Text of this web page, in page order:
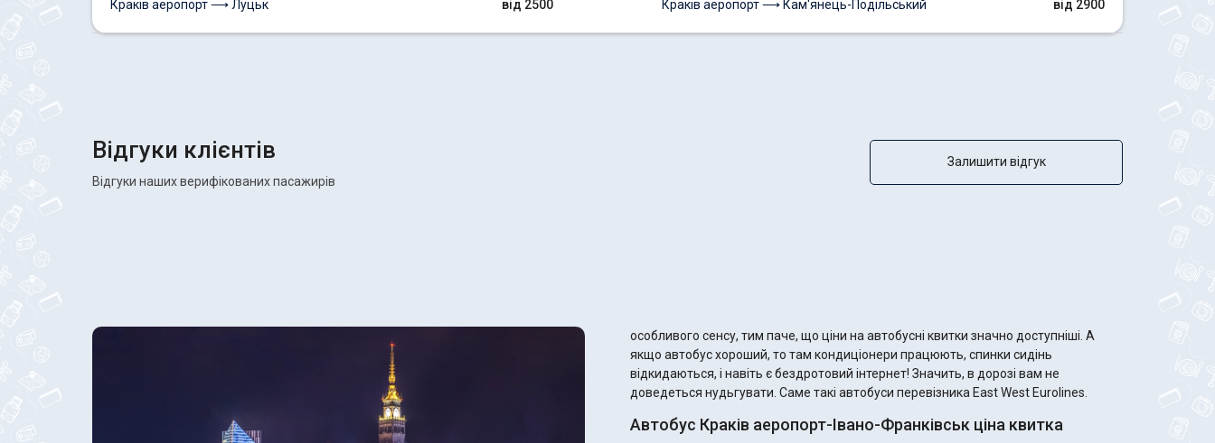
Краків аеропорт ⟶ Луцьк від 2500 Краків аеропорт ⟶ Кам'янець-Подільський від 2900
Відгуки клієнтів
Відгуки наших верифікованих пасажирів
Залишити відгук
особливого сенсу, тим паче, що ціни на автобусні квитки значно доступніші. А
якщо автобус хороший, то там кондиціонери працюють, спинки сидінь
відкидаються, і навіть є бездротовий інтернет! Значить, в дорозі вам не
доведеться нудьгувати. Саме такі автобуси перевізника East West Eurolines.
Автобус Краків аеропорт-Івано-Франківськ ціна квитка